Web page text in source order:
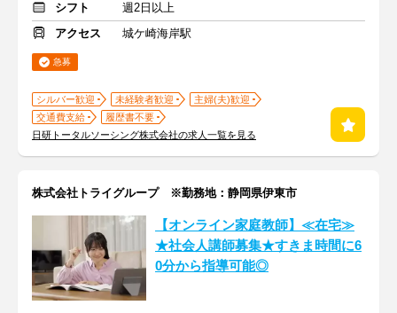
シフト
週2日以上
アクセス
城ケ崎海岸駅
急募
シルバー歓迎 未経験者歓迎
主婦(夫)歓迎
交通費支給
履歴書不要
日研トータルソーシング株式会社の求人一覧を見る
株式会社トライグループ ※勤務地：静岡県伊東市
【オンライン家庭教師】≪在宅≫
★社会人講師募集★すきま時間に6
0分から指導可能◎